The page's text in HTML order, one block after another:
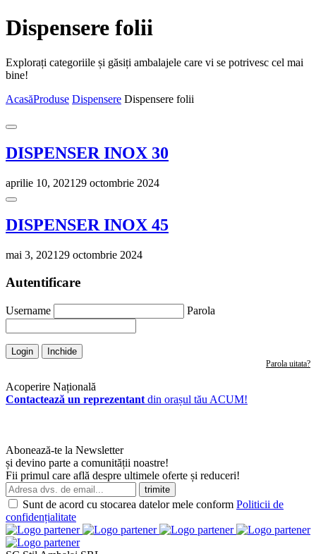
Dispensere folii
Explorați categoriile și găsiți ambalajele care vi se potrivesc cel mai
bine!
AcasăProduse Dispensere Dispensere folii
DISPENSER INOX 30
aprilie 10, 2021 29 octombrie 2024
DISPENSER INOX 45
mai 3, 2021 29 octombrie 2024
Autentificare
Username Parola
Login Inchide
Parola uitata?
Acoperire Națională
Contactează un reprezentant din orașul tău ACUM!
Abonează-te la Newsletter
și devino parte a comunității noastre!
Fii primul care află despre ultimele oferte și reduceri!
Sunt de acord cu stocarea datelor mele conform Politicii de
confidențialitate